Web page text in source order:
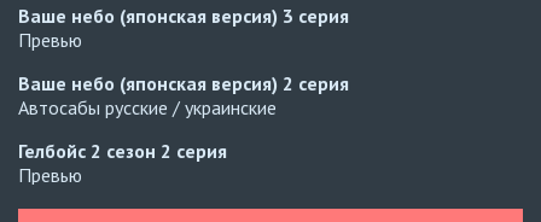
Ваше небо (японская версия) 3 серия
Превью
Ваше небо (японская версия) 2 серия
Автосабы русские / украинские
Гелбойс 2 сезон 2 серия
Превью